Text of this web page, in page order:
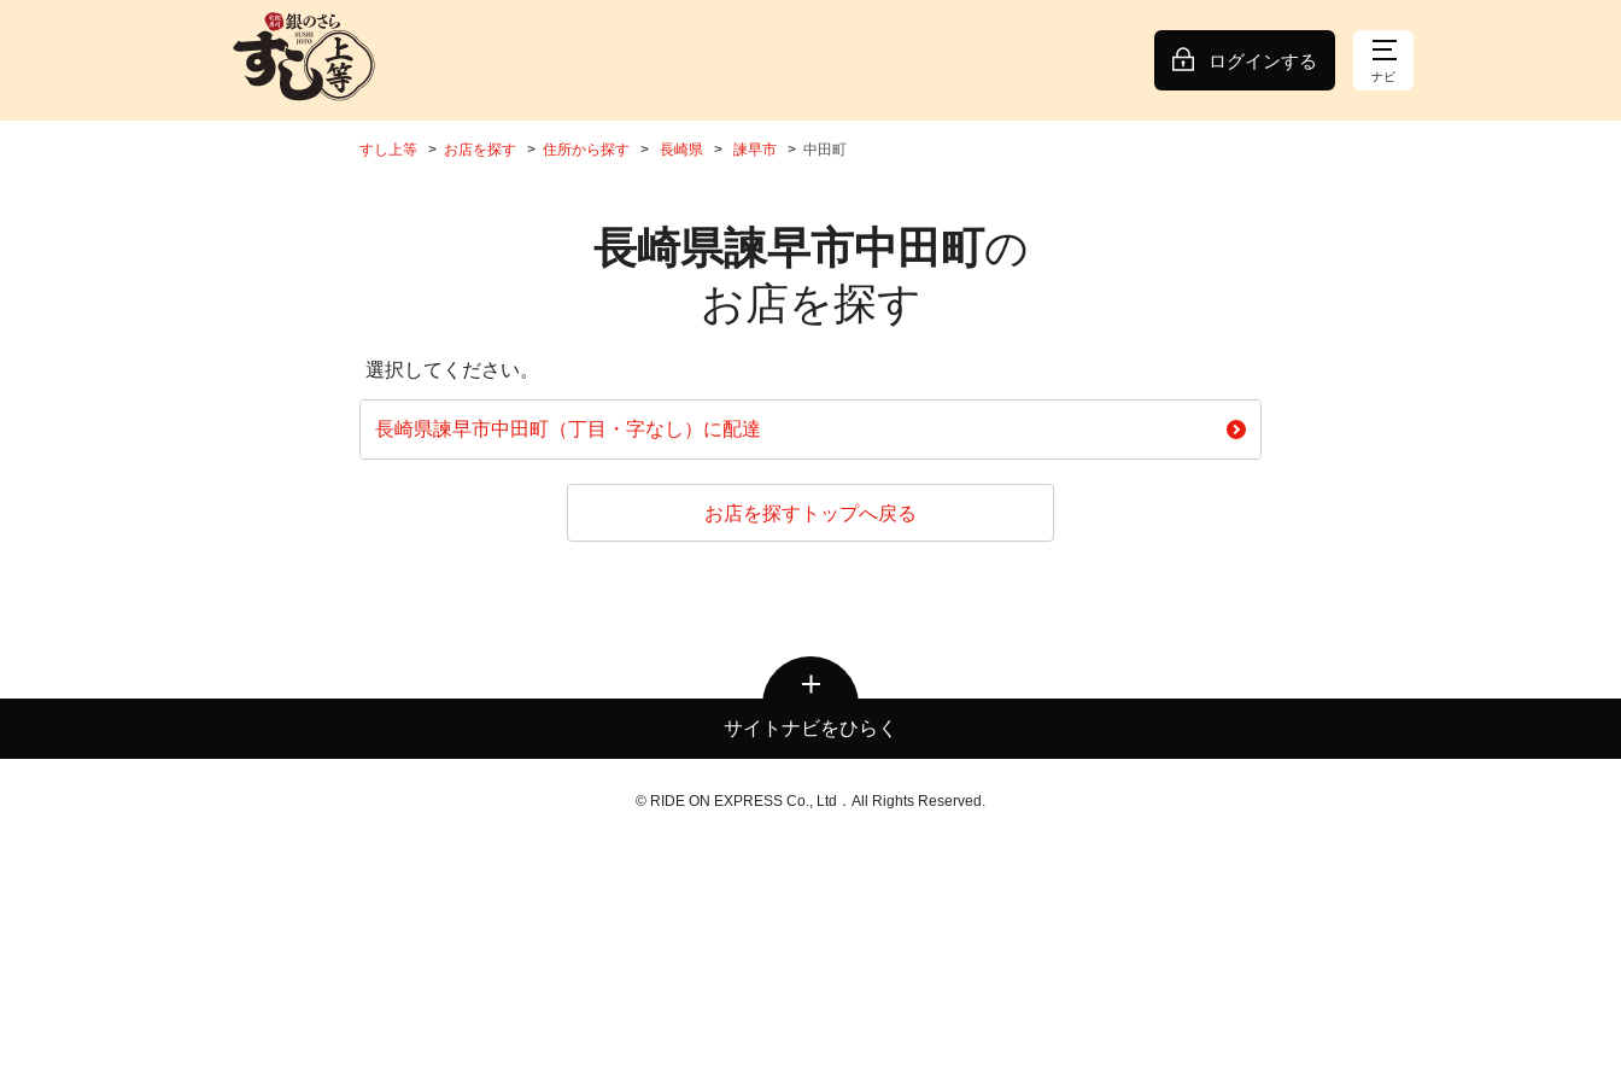
ログインする
ナビ
すし上等 お店を探す 住所から探す 長崎県 諫早市 中田町
長崎県諫早市中田町の
お店を探す
選択してください。
長崎県諫早市中田町（丁目・字なし）に配達
お店を探すトップへ戻る
サイトナビをひらく
© RIDE ON EXPRESS Co., Ltd．All Rights Reserved.